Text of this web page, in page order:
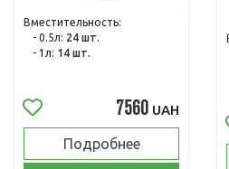
Вместительность:
- 0.5л: 24 шт.
- 1л: 14 шт.
7560 UAH
Подробнее